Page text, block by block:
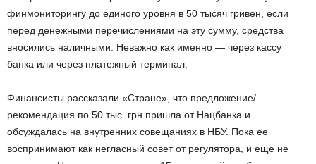
финмониторингу до единого уровня в 50 тысяч гривен, если
перед денежными перечислениями на эту сумму, средства
вносились наличными. Неважно как именно — через кассу
банка или через платежный терминал.
Финансисты рассказали «Стране», что предложение/
рекомендация по 50 тыс. грн пришла от Нацбанка и
обсуждалась на внутренних совещаниях в НБУ. Пока ее
воспринимают как негласный совет от регулятора, и еще не